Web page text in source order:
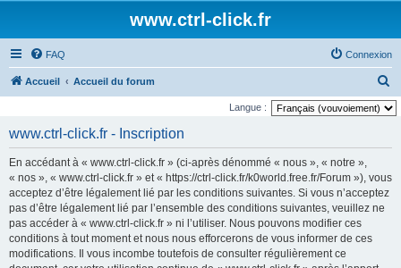
www.ctrl-click.fr
FAQ Connexion
Accueil Accueil du forum
e
Langue :
www.ctrl-click.fr - Inscription
En accédant à « www.ctrl-click.fr » (ci-après dénommé « nous », « notre »,
« nos », « www.ctrl-click.fr » et « https://ctrl-click.fr/k0world.free.fr/Forum »), vous
acceptez d’être légalement lié par les conditions suivantes. Si vous n’acceptez
pas d’être légalement lié par l’ensemble des conditions suivantes, veuillez ne
pas accéder à « www.ctrl-click.fr » ni l’utiliser. Nous pouvons modifier ces
conditions à tout moment et nous nous efforcerons de vous informer de ces
modifications. Il vous incombe toutefois de consulter régulièrement ce